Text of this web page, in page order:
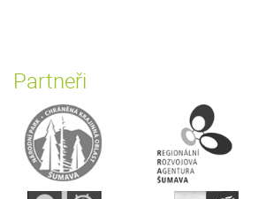
Partneři